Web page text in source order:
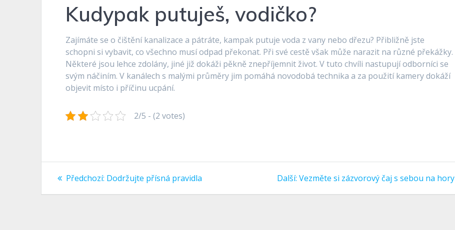
Kudypak putuješ, vodičko?
Zajímáte se o čištění kanalizace a pátráte, kampak putuje voda z vany nebo dřezu? Přibližně jste
schopni si vybavit, co všechno musí odpad překonat. Při své cestě však může narazit na různé překážky.
Některé jsou lehce zdolány, jiné již dokáži pěkně znepříjemnit život. V tuto chvíli nastupují odborníci se
svým náčiním. V kanálech s malými průměry jim pomáhá novodobá technika a za použití kamery dokáží
objevit místo i příčinu ucpání.
2/5 - (2 votes)
Navigace
pro
Předchozí: Předchozí
Dodržujte přísná pravidla Další: Další
Vezměte si zázvorový čaj s sebou na hory